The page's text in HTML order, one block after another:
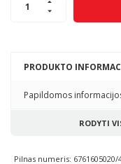
PRODUKTO
Papildomos
RODYTI
Pilnas numeris: 6761605020/